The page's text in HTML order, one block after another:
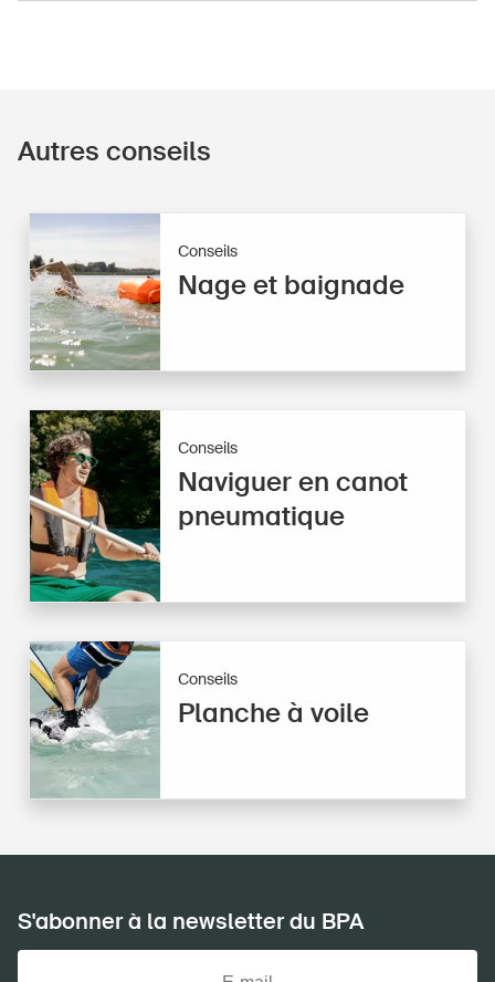
Autres conseils
Conseils
Nage et baignade
Conseils
Naviguer en canot
pneumatique
Conseils
Planche à voile
S'abonner à la newsletter du BPA